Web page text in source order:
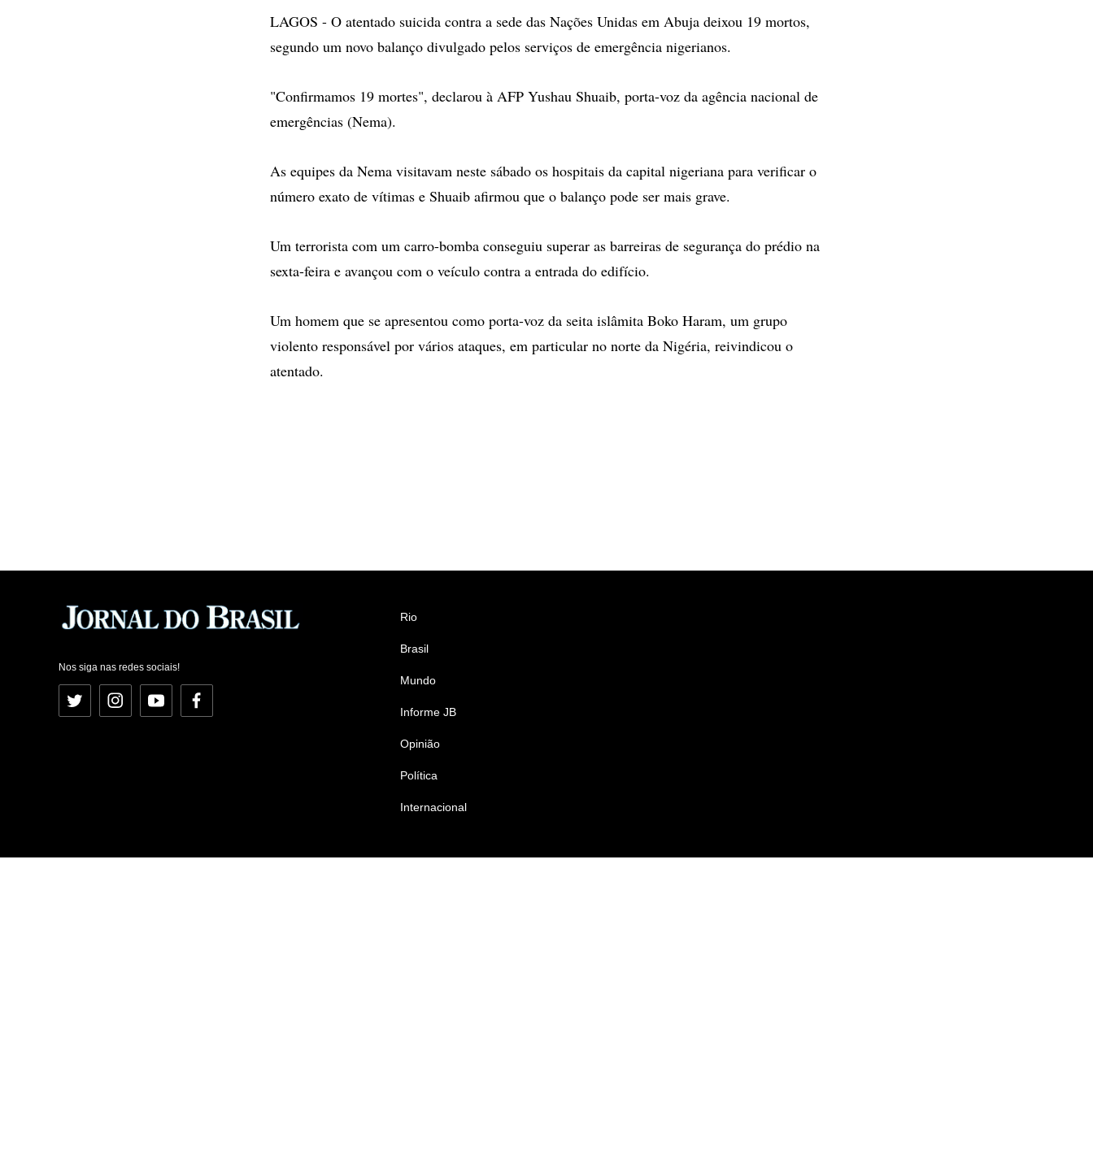
compartilhamento
LAGOS - O atentado suicida contra a sede das Nações Unidas em Abuja deixou 19 mortos,
segundo um novo balanço divulgado pelos serviços de emergência nigerianos.
"Confirmamos 19 mortes", declarou à AFP Yushau Shuaib, porta-voz da agência nacional de
emergências (Nema).
As equipes da Nema visitavam neste sábado os hospitais da capital nigeriana para verificar o
número exato de vítimas e Shuaib afirmou que o balanço pode ser mais grave.
Um terrorista com um carro-bomba conseguiu superar as barreiras de segurança do prédio na
sexta-feira e avançou com o veículo contra a entrada do edifício.
Um homem que se apresentou como porta-voz da seita islâmita Boko Haram, um grupo
violento responsável por vários ataques, em particular no norte da Nigéria, reivindicou o
atentado.
Nos siga nas redes sociais!
Twitter InstagramYouTubeFacebook
Rio
Brasil
Mundo
Informe JB
Opinião
Política
Internacional